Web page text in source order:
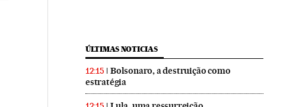
ÚLTIMAS NOTICIAS
12:15
Bolsonaro, a destruição como
estratégia